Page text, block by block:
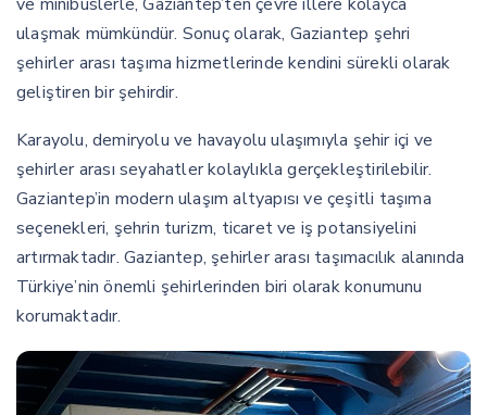
ulaşmak mümkündür. Sonuç olarak, Gaziantep şehri
şehirler arası taşıma hizmetlerinde kendini sürekli olarak
geliştiren bir şehirdir.
Karayolu, demiryolu ve havayolu ulaşımıyla şehir içi ve
şehirler arası seyahatler kolaylıkla gerçekleştirilebilir.
Gaziantep’in modern ulaşım altyapısı ve çeşitli taşıma
seçenekleri, şehrin turizm, ticaret ve iş potansiyelini
artırmaktadır. Gaziantep, şehirler arası taşımacılık alanında
Türkiye’nin önemli şehirlerinden biri olarak konumunu
korumaktadır.